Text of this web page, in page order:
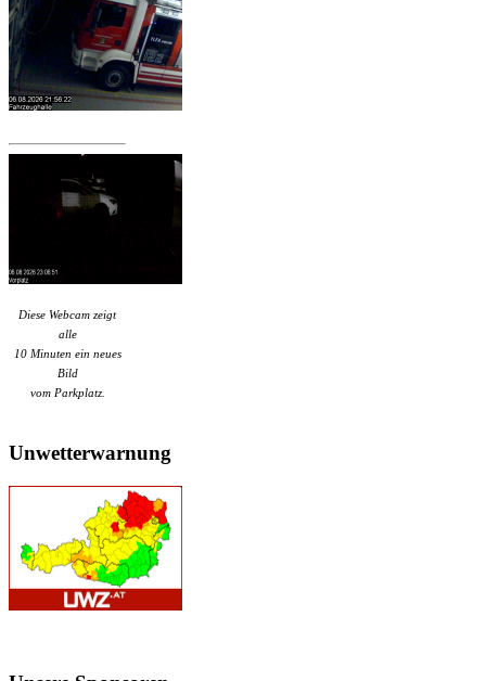
Diese Webcam zeigt
alle
10 Minuten ein neues
Bild
vom Parkplatz.
Unwetterwarnung